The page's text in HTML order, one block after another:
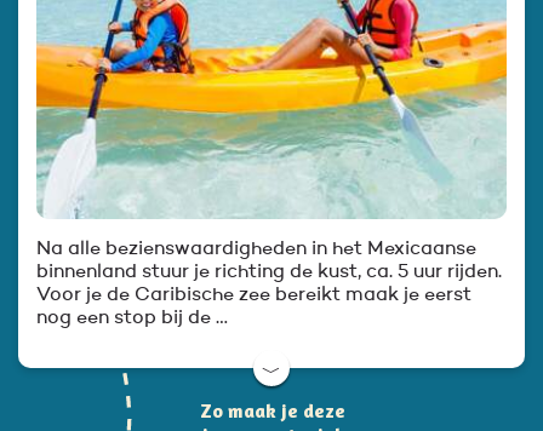
Na alle bezienswaardigheden in het Mexicaanse
binnenland stuur je richting de kust, ca. 5 uur rijden.
Voor je de Caribische zee bereikt maak je eerst
nog een stop bij de …
﹀
Zo maak je deze